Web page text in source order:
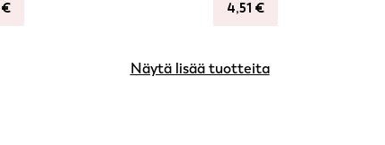
€ 4,51 €
Näytä lisää tuotteita